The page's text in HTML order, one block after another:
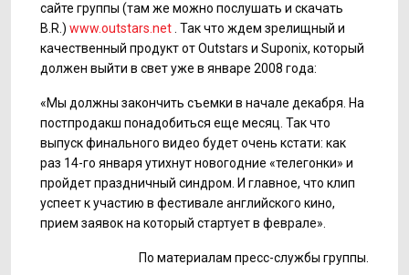
сайте группы (там же можно послушать и скачать
B.R.) www.outstars.net . Так что ждем зрелищный и
качественный продукт от Outstars и Suponix, который
должен выйти в свет уже в январе 2008 года:
«Мы должны закончить съемки в начале декабря. На
постпродакш понадобиться еще месяц. Так что
выпуск финального видео будет очень кстати: как
раз 14-го января утихнут новогодние «телегонки» и
пройдет праздничный синдром. И главное, что клип
успеет к участию в фестивале английского кино,
прием заявок на который стартует в феврале».
По материалам пресс-службы группы.